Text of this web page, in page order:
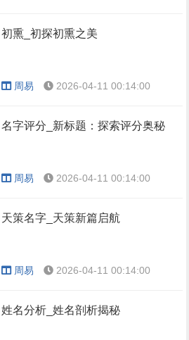
初熏_初探初熏之美
周易 2026-04-11 00:14:00
名字评分_新标题：探索评分奥秘
周易 2026-04-11 00:14:00
天策名字_天策新篇启航
周易 2026-04-11 00:14:00
姓名分析_姓名剖析揭秘